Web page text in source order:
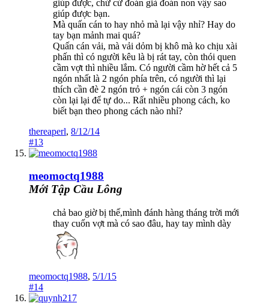
giúp được, chứ cứ đoán già đoán non vậy sao
giúp được bạn.
Mà quấn cán to hay nhỏ mà lại vậy nhỉ? Hay do
tay bạn mảnh mai quá?
Quấn cán vải, mà vải dỏm bị khô mà ko chịu xài
phấn thì có người kêu là bị rát tay, còn thói quen
cầm vợt thì nhiều lắm. Có người cầm hờ hết cả 5
ngón nhất là 2 ngón phía trên, có người thì lại
thích cần đè 2 ngón trỏ + ngón cái còn 3 ngón
còn lại lại để tự do... Rất nhiều phong cách, ko
biết bạn theo phong cách nào nhỉ?
thereaperl, 8/12/14
#13
meomoctq1988
Mới Tập Cầu Lông
chả bao giờ bị thế,mình đánh hàng tháng trời mới
thay cuốn vợt mà có sao đâu, hay tay mình dày
meomoctq1988, 5/1/15
#14